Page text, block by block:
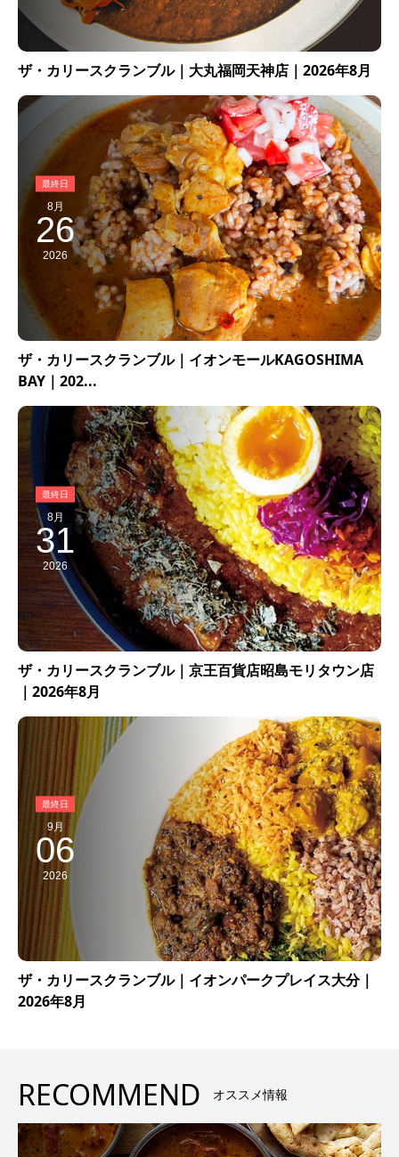
ザ・カリースクランブル｜大丸福岡天神店｜2026年8月
8月
26
2026
ザ・カリースクランブル｜イオンモールKAGOSHIMA
BAY｜202...
8月
31
2026
ザ・カリースクランブル｜京王百貨店昭島モリタウン店
｜2026年8月
9月
06
2026
ザ・カリースクランブル｜イオンパークプレイス大分｜
2026年8月
RECOMMEND オススメ情報